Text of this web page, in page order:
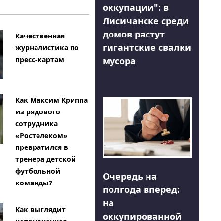
Качественная
журналистика по
пресс-картам
Как Максим Криппа
из рядового
сотрудника
«Ростелеком»
превратился в
тренера детской
футбольной
команды?
Как выглядит
оккупации": в
Лисичанске среди
домов растут
гигантские свалки
мусора
Очередь на
полгода вперед:
на
оккупированной